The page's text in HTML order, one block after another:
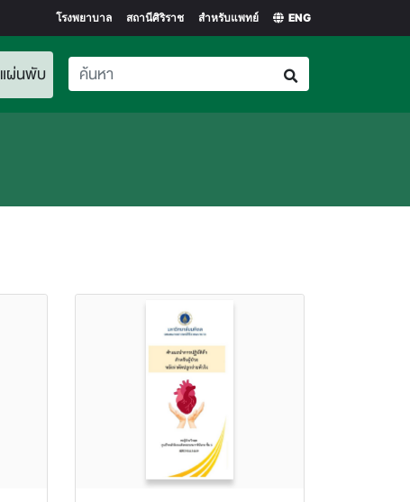
โรงพยาบาล สถานีศิริราช สำหรับแพทย์ ENG
แผ่นพับ(current)>